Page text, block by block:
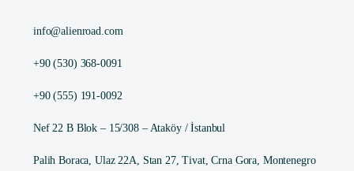
info@alienroad.com
+90 (530) 368-0091
+90 (555) 191-0092
Nef 22 B Blok – 15/308 – Ataköy / İstanbul
Palih Boraca, Ulaz 22A, Stan 27, Tivat, Crna Gora, Montenegro